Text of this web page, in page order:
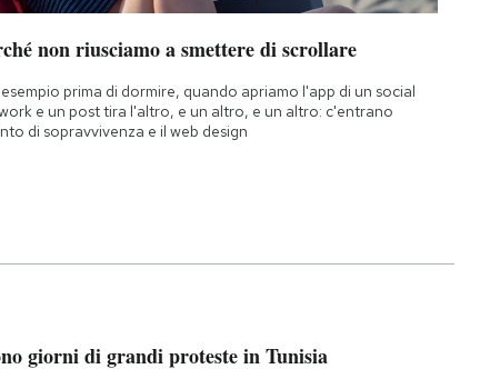
non riusciamo a smettere di scrollare
esempio prima di dormire, quando apriamo l'app di un social
e un post tira l'altro, e un altro, e un altro: c'entrano
di sopravvivenza e il web design
giorni di grandi proteste in Tunisia